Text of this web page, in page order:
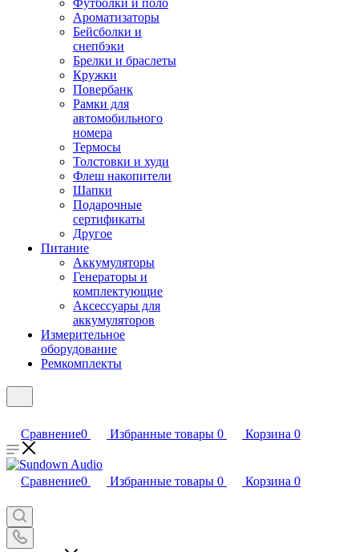
Футболки и поло
Ароматизаторы
Бейсболки и
снепбэки
Брелки и браслеты
Кружки
Повербанк
Рамки для
автомобильного
номера
Термосы
Толстовки и худи
Флеш накопители
Шапки
Подарочные
сертификаты
Другое
Питание
Аккумуляторы
Генераторы и
комплектующие
Аксессуары для
аккумуляторов
Измерительное
оборудование
Ремкомплекты
Сравнение0 Избранные товары 0 Корзина 0
Сравнение0 Избранные товары 0 Корзина 0